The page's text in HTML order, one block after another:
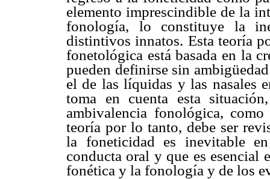
elemento imprescindible de la
fonología, lo constituye la
distintivos innatos. Esta teoría
fonetológica está basada en la
pueden definirse sin
el de las líquidas y las nasales
toma en cuenta esta
ambivalencia fonológica,
teoría por lo tanto, debe ser
la foneticidad es inevitable
conducta oral y que es esencial
fonética y la fonología y de los